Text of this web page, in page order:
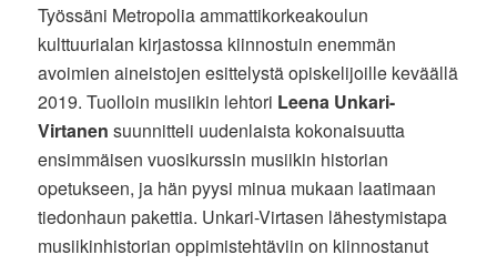
Työssäni Metropolia ammattikorkeakoulun
kulttuurialan kirjastossa kiinnostuin enemmän
avoimien aineistojen esittelystä opiskelijoille keväällä
2019. Tuolloin musiikin lehtori Leena Unkari-
Virtanen suunnitteli uudenlaista kokonaisuutta
ensimmäisen vuosikurssin musiikin historian
opetukseen, ja hän pyysi minua mukaan laatimaan
tiedonhaun pakettia. Unkari-Virtasen lähestymistapa
musiikinhistorian oppimistehtäviin on kiinnostanut